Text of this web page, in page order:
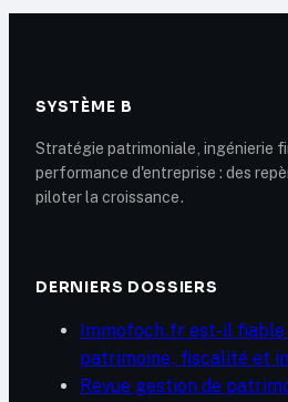
SYSTÈME B
Stratégie patrimoniale, ingénierie
performance d'entreprise : des
piloter la croissance.
DERNIERS DOSSIERS
Immofoch.fr est-il
patrimoine, fiscalité et
Revue gestion de